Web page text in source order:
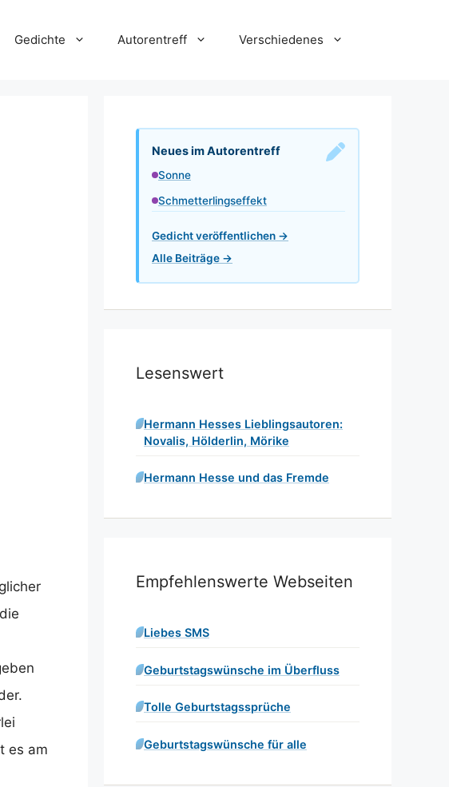
Gedichte Autorentreff Verschiedenes
es am
Neues im Autorentreff
Sonne
Schmetterlingseffekt
Gedicht veröffentlichen →
Alle Beiträge →
Lesenswert
Hermann Hesses Lieblingsautoren:
Novalis, Hölderlin, Mörike
Hermann Hesse und das Fremde
Empfehlenswerte Webseiten
Liebes SMS
Geburtstagswünsche im Überfluss
Tolle Geburtstagssprüche
Geburtstagswünsche für alle